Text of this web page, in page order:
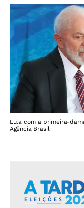
Lula com a primeira-
Agência Brasil